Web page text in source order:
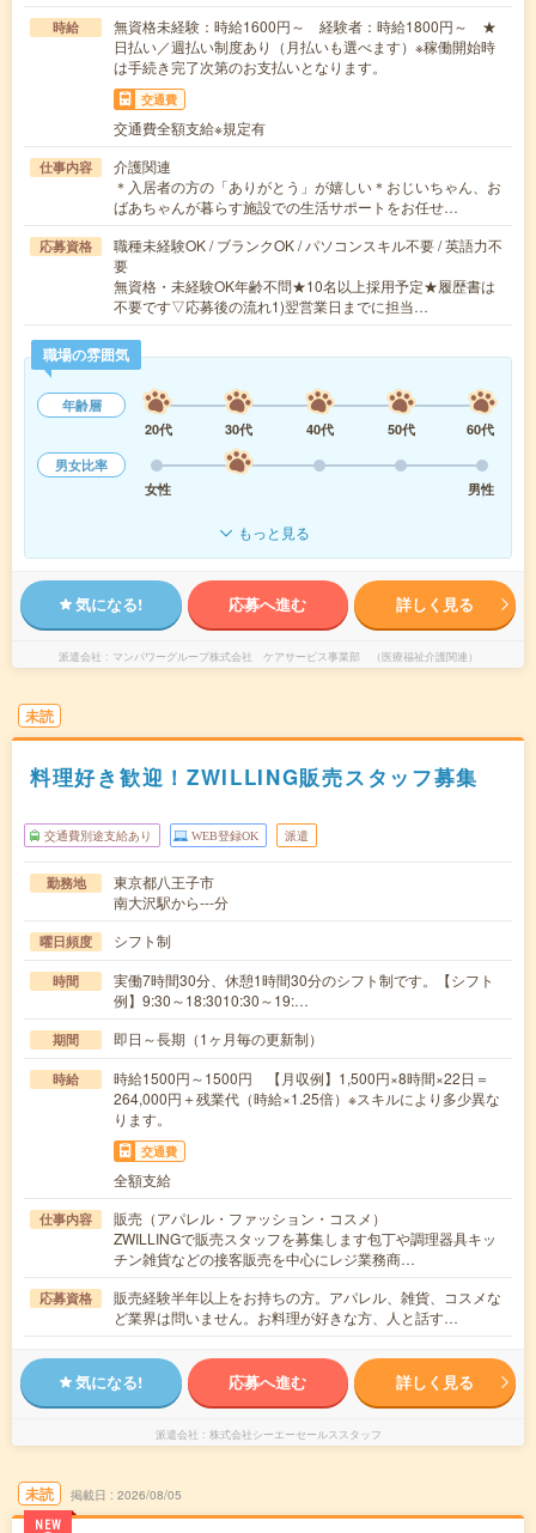
時給
無資格未経験：時給1600円～ 経験者：時給1800円～ ★
日払い／週払い制度あり（月払いも選べます）※稼働開始時
は手続き完了次第のお支払いとなります。
交通費
交通費全額支給※規定有
仕事内容
介護関連
＊入居者の方の「ありがとう」が嬉しい＊おじいちゃん、お
ばあちゃんが暮らす施設での生活サポートをお任せ…
応募資格
職種未経験OK / ブランクOK / パソコンスキル不要 / 英語力不
要
無資格・未経験OK年齢不問★10名以上採用予定★履歴書は
不要です▽応募後の流れ1)翌営業日までに担当…
職場の雰囲気
年齢層
20代
30代 40代 50代
60代
男女比率
女性
男性
もっと見る
気になる! 応募へ進む 詳しく見る
派遣会社 マンパワーグループ株式会社 ケアサービス事業部 （医療福祉介護関連）
未読
料理好き歓迎！ZWILLING販売スタッフ募集
交通費別途支給あり WEB登録OK 派遣
勤務地
東京都八王子市
南大沢駅から---分
曜日頻度 シフト制
時間
実働7時間30分、休憩1時間30分のシフト制です。【シフト
例】9:30～18:3010:30～19:…
期間 即日～長期（1ヶ月毎の更新制）
時給
時給1500円～1500円 【月収例】1,500円×8時間×22日＝
264,000円＋残業代（時給×1.25倍）※スキルにより多少異な
ります。
交通費
全額支給
仕事内容
販売（アパレル・ファッション・コスメ）
ZWILLINGで販売スタッフを募集します包丁や調理器具キッ
チン雑貨などの接客販売を中心にレジ業務商…
応募資格
販売経験半年以上をお持ちの方。アパレル、雑貨、コスメな
ど業界は問いません。お料理が好きな方、人と話す…
気になる! 応募へ進む 詳しく見る
派遣会社 株式会社シーエーセールススタッフ
未読
NEW
掲載日 2026/08/05